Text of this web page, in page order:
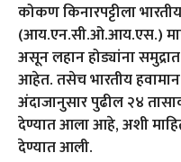
कोकण किनारपट्टीला भारतीय
(आय.एन.सी.ओ.आय.एस.)
असून लहान होड्यांना
आहेत. तसेच भारतीय
अंदाजानुसार पुढील २४
देण्यात आला आहे, अशी
देण्यात आली.